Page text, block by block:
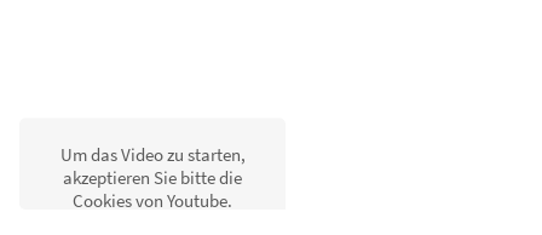
Um das Video zu starten,
akzeptieren Sie bitte die
Cookies von Youtube.